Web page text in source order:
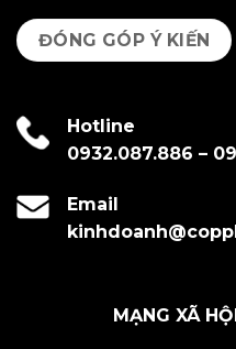
ĐÓNG GÓP Ý KIẾN
Hotline
0932.087.886 –
Email
MẠNG XÃ